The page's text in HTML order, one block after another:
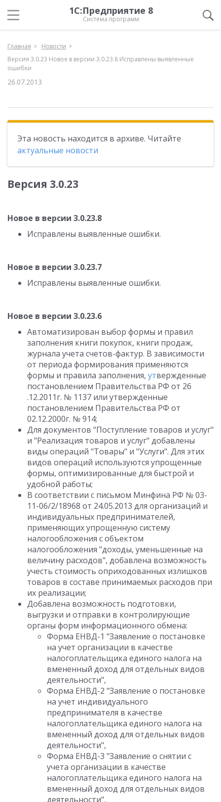
1С:Предприятие 8
Система программ
Главная
Новости
Версия 3.0.23 Новое в версии 3.0.23.8 Исправлены выявленные
ошибки
26.07.2013
Эта новость находится в архиве. Читайте
актуальные новости
Версия 3.0.23
Новое в версии 3.0.23.8
Исправлены выявленные ошибки.
Новое в версии 3.0.23.7
Исправлены выявленные ошибки.
Новое в версии 3.0.23.6
Автоматизирован выбор формы и правил
заполнения книги покупок, книги продаж,
журнала учета счетов-фактур. В зависимости
от периода формирования применяются
формы и правила заполнения, утвержденные
постановлением Правительства РФ от 26
.12.2011г. № 1137 или утвержденные
постановлением Правительства РФ от
02.12.2000г. № 914;
Для документов "Поступление товаров и услуг"
и "Реализация товаров и услуг" добавлены
виды операций "Товары" и "Услуги". Для этих
видов операций используются упрощенные
формы, оптимизированные для быстрой и
удобной работы;
В соответствии с письмом Минфина РФ № 03-
11-06/2/18968 от 24.05.2013 для организаций и
индивидуальных предпринимателей,
применяющих упрощенную систему
налогообложения с объектом
налогообложения "доходы, уменьшенные на
величину расходов", добавлена возможность
учесть стоимость оприходованных излишков
товаров в составе принимаемых расходов при
их реализации;
Добавлена возможность подготовки,
выгрузки и отправки в контролирующие
органы форм информационного обмена:
Форма ЕНВД-1 "Заявление о постановке
на учет организации в качестве
налогоплательщика единого налога на
вмененный доход для отдельных видов
деятельности",
Форма ЕНВД-2 "Заявление о постановке
на учет индивидуального
предпринимателя в качестве
налогоплательщика единого налога на
вмененный доход для отдельных видов
деятельности",
Форма ЕНВД-3 "Заявление о снятии с
учета организации в качестве
налогоплательщика единого налога на
вмененный доход для отдельных видов
деятельности",